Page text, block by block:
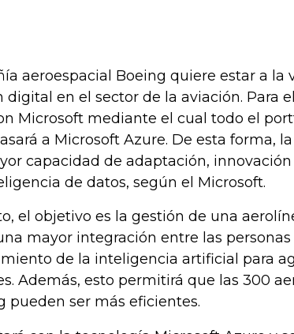
aeroespacial Boeing quiere estar a la
digital en el sector de la aviación. Para
Microsoft mediante el cual todo el
a Microsoft Azure. De esta forma,
capacidad de adaptación,
de datos, según el Microsoft.
el objetivo es la gestión de una
mayor integración entre las personas
de la inteligencia artificial para
Además, esto permitirá que las 300
pueden ser más eficientes.